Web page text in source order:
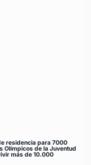
residencia para 7000
Olímpicos de la Juventud
más de 10.000